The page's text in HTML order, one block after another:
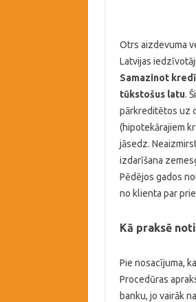
Otrs aizdevuma
Latvijas
Samazinot
tūkstošus latu.
pārkreditētos uz
(hipotekārajiem
jāsedz.
izdarīšana
Pēdējos gados
no klienta par
Kā praksē
Pie nosacījuma,
Procedūras
banku, jo vairāk